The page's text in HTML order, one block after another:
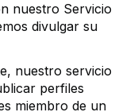
nuestro Servicio
divulgar su
nuestro servicio
perfiles
miembro de un